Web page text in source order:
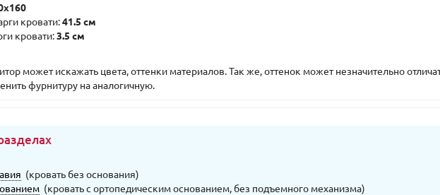
кровати:41.5 cм
кровати:3.5 cм
может искажать цвета, оттенки материалов. Так же, оттенок может незначительно
фурнитуру на аналогичную.
(кровать без основания)
(кровать с ортопедическим основанием, без подъемного механизма)